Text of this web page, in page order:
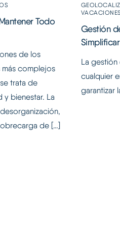
Todo
de los
complejos
trata de
bienestar. La
de […]
Gestión
La gestión
cualquier
garantizar